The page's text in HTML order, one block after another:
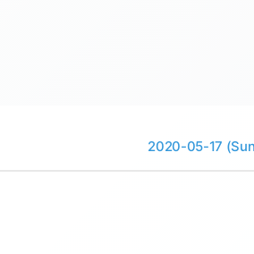
2020-05-17